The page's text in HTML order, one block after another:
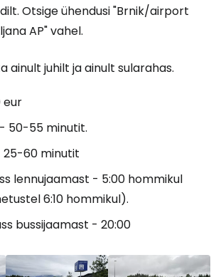
Otsige ühendusi "Brnik/airport
AP" vahel.
ainult juhilt ja ainult sularahas.
eur
- 50-55 minutit.
25-60 minutit
lennujaamast - 5:00 hommikul
6:10 hommikul).
bussijaamast - 20:00